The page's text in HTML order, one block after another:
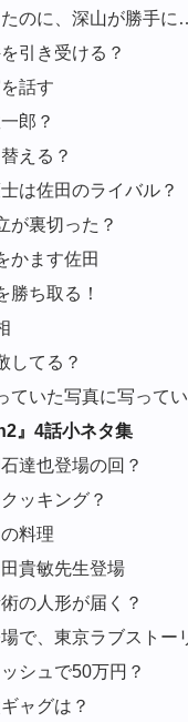
のに、深山が勝手
引き受ける？
話す
郎？
える？
は佐田のライバル？
が裏切った？
かます佐田
勝ち取る！
してる？
ていた写真に写って
』4話小ネタ集
達也登場の回？
ッキング？
料理
貴敏先生登場
の人形が届く？
で、東京ラブストー
シュで50万円？
ャグは？